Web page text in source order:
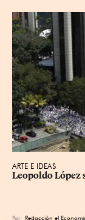
ARTE E IDEAS
Leopoldo López
Por Redacción el